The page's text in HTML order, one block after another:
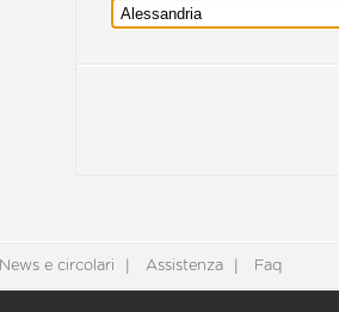
News e circolari Assistenza Faq